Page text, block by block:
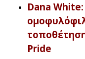
Dana
Pride